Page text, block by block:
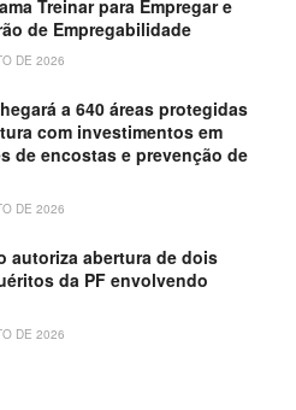
Treinar para Empregar e
de Empregabilidade
DE 2026
a 640 áreas protegidas
com investimentos em
de encostas e prevenção de
DE 2026
autoriza abertura de dois
da PF envolvendo
DE 2026